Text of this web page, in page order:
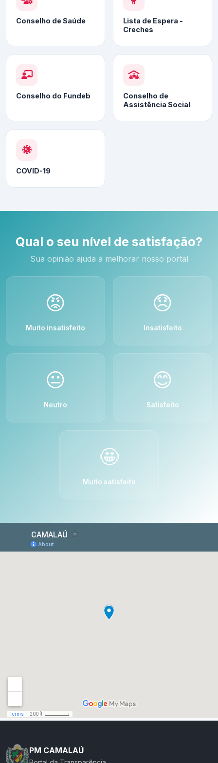
Conselho de Saúde
Lista de Espera -
Creches
Conselho do Fundeb
Conselho de
Assistência Social
COVID-19
Qual o seu nível de satisfação?
Sua opinião ajuda a melhorar nosso portal
😡
Muito insatisfeito
😞
Insatisfeito
😐
Neutro
😊
Satisfeito
🤩
Muito satisfeito
PM CAMALAÚ